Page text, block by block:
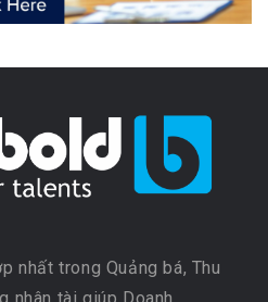
nhất trong Quảng bá, Thu
nhân tài giúp Doanh